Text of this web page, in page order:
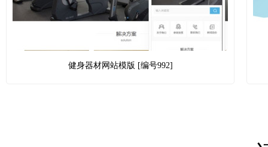
健身器材网站模版 [编号992]